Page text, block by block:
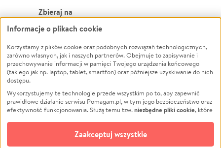
Zbieraj na
Leczenie
Zwierzęta
Pożar
Ukraina
Pomoc Finansowa
Projekty
Pogrzeb
Społeczność lokalna
Powódź
Wichura
NGO
Edukacja
Podróż
Impreza
Ochrona środowiska
Informacje o plikach cookie
Korzystamy z plików cookie oraz podobnych rozwiązań technologicznych,
zarówno własnych, jak i naszych partnerów. Obejmuje to zapisywanie i
przechowywanie informacji w pamięci Twojego urządzenia końcowego
(takiego jak np. laptop, tablet, smartfon) oraz późniejsze uzyskiwanie do nich
dostępu.
Wykorzystujemy te technologie przede wszystkim po to, aby zapewnić
prawidłowe działanie serwisu Pomagam.pl, w tym jego bezpieczeństwo oraz
efektywność funkcjonowania. Służą temu tzw.niezbędne pliki cookie, które
opcjonalnych plików cookie
technologii do celów analitycznych i retargetingowych. Możesz wyrazić
Zaakceptuj wszystkie